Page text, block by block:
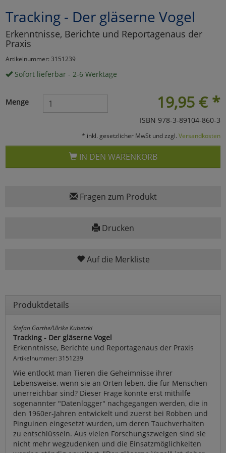
Tracking - Der gläserne Vogel
Erkenntnisse, Berichte und Reportagenaus der
Praxis
Artikelnummer: 3151239
Sofort lieferbar - 2-6 Werktage
19,95 € *
Menge
ISBN 978-3-89104-860-3
* inkl. gesetzlicher MwSt und zzgl. Versandkosten
IN DEN WARENKORB
Fragen zum Produkt
Drucken
Auf die Merkliste
Produktdetails
Stefan Garthe/Ulrike Kubetzki
Tracking - Der gläserne Vogel
Erkenntnisse, Berichte und Reportagenaus der Praxis
Artikelnummer: 3151239
Wie entlockt man Tieren die Geheimnisse ihrer
Lebensweise, wenn sie an Orten leben, die für Menschen
unerreichbar sind? Dieser Frage konnte erst mithilfe
sogenannter "Datenlogger" nachgegangen werden, die in
den 1960er-Jahren entwickelt und zuerst bei Robben und
Pinguinen eingesetzt wurden, um deren Tauchverhalten
zu entschlüsseln. Aus vielen Forschungszweigen sind sie
nicht mehr wegzudenken und die Einsatzmöglichkeiten
Marketing
Umfragetools